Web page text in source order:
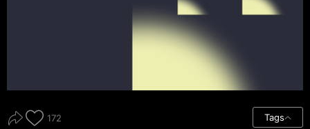
172 Tags